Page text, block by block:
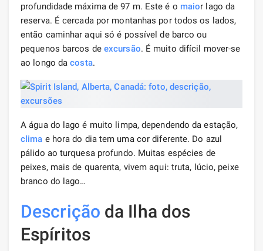
profundidade máxima de 97 m. Este é o maior lago da
reserva. É cercada por montanhas por todos os lados,
então caminhar aqui só é possível de barco ou
pequenos barcos de excursão. É muito difícil mover-se
ao longo dacosta.
A água do lago é muito limpa, dependendo da estação,
clima e hora do dia tem uma cor diferente. Do azul
pálido ao turquesa profundo. Muitas espécies de
peixes, mais de quarenta, vivem aqui: truta, lúcio, peixe
branco do lago…
Descrição da Ilha dos
Espíritos